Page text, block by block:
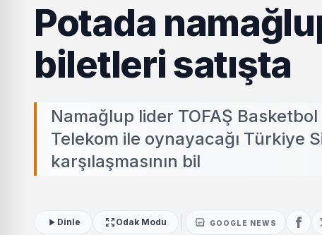
Potada
biletleri satışta
Namağlup lider TOFAŞ Basketbol
Telekom ile oynayacağı Türkiye
karşılaşmasının bil
Dinle Odak Modu GOOGLE NEWS